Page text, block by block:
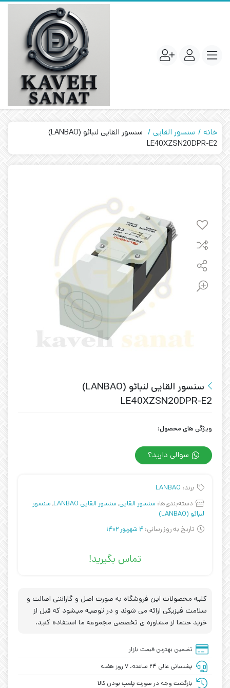
خانه سنسور القایی
سنسور القایی لنبائو (LANBAO)
LE40XZSN20DPR-E2
سنسور القایی لنبائو (LANBAO)
LE40XZSN20DPR-E2
ویژگی های محصول:
سوالی دارید؟
برند: LANBAO
دسته‌بندی‌ها: سنسور القایی, سنسور القایی LANBAO , سنسور
لنبائو (LANBAO)
تاریخ به روز رسانی: 4 شهریور 1402
تماس بگیرید!
کلیه محصولات این فروشگاه به صورت اصل و گارانتی اصالت و
سلامت فیزیکی ارائه می شوند و در توصیه میشود که قبل از
خرید حتما از مشاوره ی تخصصی مجموعه ما استفاده کنید.
تضمین بهترین قیمت بازار
پشتیبانی عالی ۲۴ ساعته، ۷ روز هفته
بازگشت وجه در صورت پلمپ بودن کالا